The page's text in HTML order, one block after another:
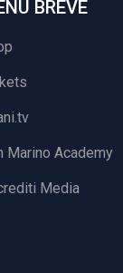
BREVE
Marino Academy
Media